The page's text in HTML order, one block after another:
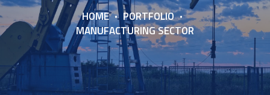
HOME
PORTFOLIO
MANUFACTURING SECTOR